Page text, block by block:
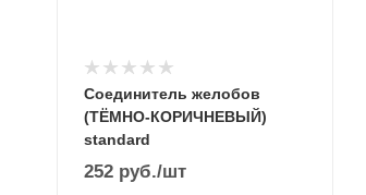
Соединитель желобов
(ТЁМНО-КОРИЧНЕВЫЙ)
standard
252 руб./шт